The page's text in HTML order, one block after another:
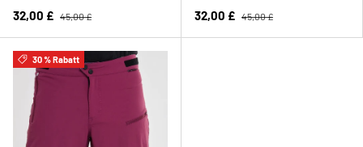
32,00 £ 45,00 £
32,00 £ 45,00 £
30 % Rabatt